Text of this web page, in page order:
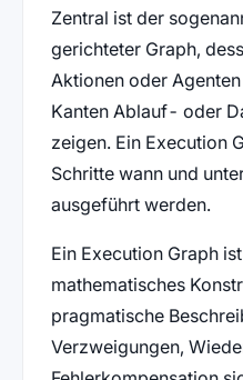
Zentral ist der
gerichteter Graph,
Aktionen oder
Kanten Ablauf- oder
zeigen. Ein Execution
Schritte wann und
ausgeführt werden.
Ein Execution Graph
mathematisches
pragmatische
Verzweigungen,